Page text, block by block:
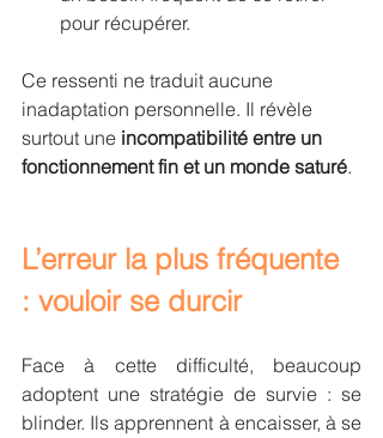
pour récupérer.
Ce ressenti ne traduit aucune
inadaptation personnelle. Il révèle
surtout une incompatibilité entre un
fonctionnement fin et un monde saturé.
L’erreur la plus fréquente
: vouloir se durcir
Face à cette difficulté, beaucoup
adoptent une stratégie de survie : se
blinder. Ils apprennent à encaisser, à se